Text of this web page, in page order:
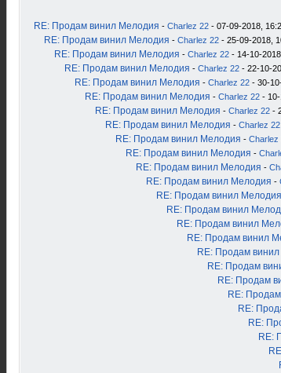
RE: Продам винил Мелодия - Charlez 22 - 07-09-2018,
RE: Продам винил Мелодия - Charlez 22 - 25-09-2018,
RE: Продам винил Мелодия - Charlez 22 - 14-10-
RE: Продам винил Мелодия - Charlez 22 - 22-10-
RE: Продам винил Мелодия - Charlez 22 - 30-
RE: Продам винил Мелодия - Charlez 22 -
RE: Продам винил Мелодия - Charlez 22 -
RE: Продам винил Мелодия - Charlez 22
RE: Продам винил Мелодия - Charlez
RE: Продам винил Мелодия -
RE: Продам винил Мелодия -
RE: Продам винил Мелодия -
RE: Продам винил Мелодия
RE: Продам винил
RE: Продам винил
RE: Продам винил
RE: Продам
RE: Продам
RE: Продам
RE:
RE:
RE:
RE: